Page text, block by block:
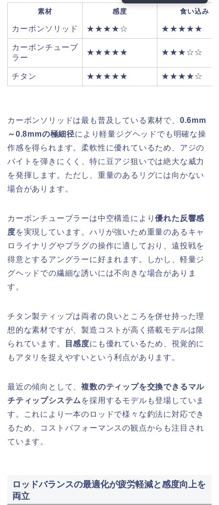
素材 感度 食い込み
カーボンソリッド ★★★★☆ ★★★★★
カーボンチューブ
ラー
★★★★★ ★★★☆☆
チタン ★★★★★ ★★★★☆
カーボンソリッドは最も普及している素材で、 0.6mm
～0.8mmの極細径により軽量ジグヘッドでも明確な操
作感を得られます。柔軟性に優れているため、アジの
バイトを弾きにくく、特に豆アジ狙いでは絶大な威力
を発揮します。ただし、重量のあるリグには向かない
場合があります。
カーボンチューブラーは中空構造により優れた反響感
度を実現しています。ハリが強いため重量のあるキャ
ロライナリグやプラグの操作に適しており、遠投戦を
得意とするアングラーに好まれます。しかし、軽量ジ
グヘッドでの繊細な誘いには不向きな場合がありま
す。
チタン製ティップは両者の良いところを併せ持った理
想的な素材ですが、製造コストが高く搭載モデルは限
られています。
目感度にも優れているため、視覚的に
もアタリを捉えやすいという利点があります。
最近の傾向として、複数のティップを交換できるマル
チティップシステム を採用するモデルも登場していま
す。これにより一本のロッドで様々な釣法に対応でき
るため、コストパフォーマンスの観点からも注目され
ています。
ロッドバランスの最適化が疲労軽減と感度向上を
両立